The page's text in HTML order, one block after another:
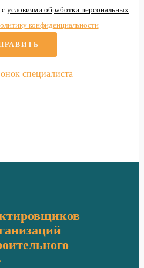
с условиями обработки персональных
конфиденциальности
специалиста